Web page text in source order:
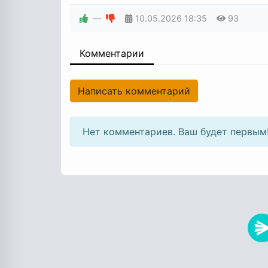
— 10.05.2026 18:35 93
Комментарии
Написать комментарий
Нет комментариев. Ваш будет